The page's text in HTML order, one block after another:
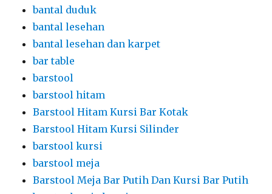
barstool meja kursi
BARSTOOL MEJA KURSI WARNA PUTIH
Barstool Putih Cover Hitam
barstool senderan hitam
BAZAR TENT
bean bag
bean bag warna warni
beanbag
bilik ganti dari partisi r8
bilik vaksin
bilik vaksinasi